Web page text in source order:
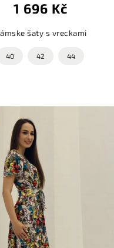
1 696 Kč
šaty s vreckami
40 42 44